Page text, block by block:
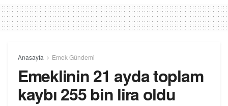
Anasayfa Emek Gündemi
Emeklinin 21 ayda toplam
kaybı 255 bin lira oldu